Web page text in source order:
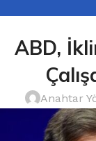
ABD,
Anahtar